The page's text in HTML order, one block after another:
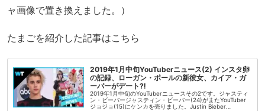
ャ画像で置き換えました。）
たまごを紹介した記事はこちら
2019年1月中旬YouTuberニュース(2) インスタ卵
の記録、ローガン・ポールの新彼女、カイア・ガ
ーバーがデート⁈
2019年1月中旬のYouTuberニュースその2です。ジャスティ
ン・ビーバージャスティン・ビーバー(24)がまたYouTuber
ジョジョ(15)にケンカを売りました。Justin Bieber